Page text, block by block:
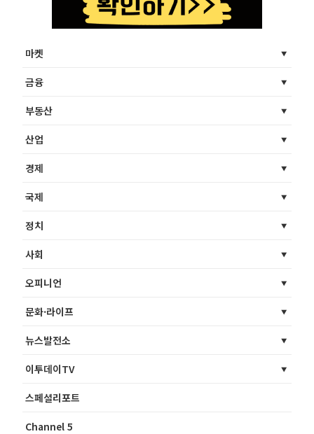
마켓
금융
부동산
산업
경제
국제
정치
사회
오피니언
문화·라이프
뉴스발전소
이투데이TV
스페셜리포트
Channel 5